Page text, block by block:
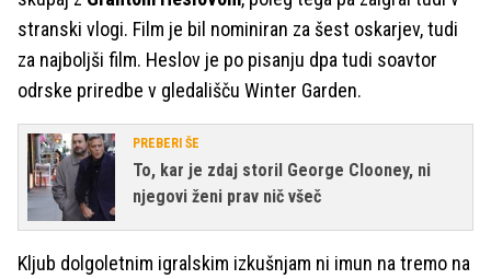
stranski vlogi. Film je bil nominiran za šest oskarjev, tudi
za najboljši film. Heslov je po pisanju dpa tudi soavtor
odrske priredbe v gledališču Winter Garden.
PREBERI ŠE
To, kar je zdaj storil George Clooney, ni
njegovi ženi prav nič všeč
Kljub dolgoletnim igralskim izkušnjam ni imun na tremo na